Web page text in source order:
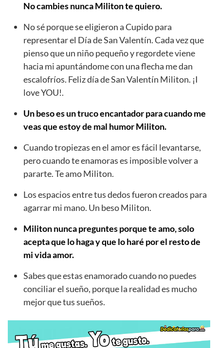
No cambies nunca Militon te quiero.
No sé porque se eligieron a Cupido para
representar el Día de San Valentín. Cada vez que
pienso que un niño pequeño y regordete viene
hacia mi apuntándome con una flecha me dan
escalofríos. Feliz día de San Valentín Militon. ¡I
love YOU!.
Un beso es un truco encantador para cuando me
veas que estoy de mal humor Militon.
Cuando tropiezas en el amor es fácil levantarse,
pero cuando te enamoras es imposible volver a
pararte. Te amo Militon.
Los espacios entre tus dedos fueron creados para
agarrar mi mano. Un beso Militon.
Militon nunca preguntes porque te amo, solo
acepta que lo haga y que lo haré por el resto de
mi vida amor.
Sabes que estas enamorado cuando no puedes
conciliar el sueño, porque la realidad es mucho
mejor que tus sueños.